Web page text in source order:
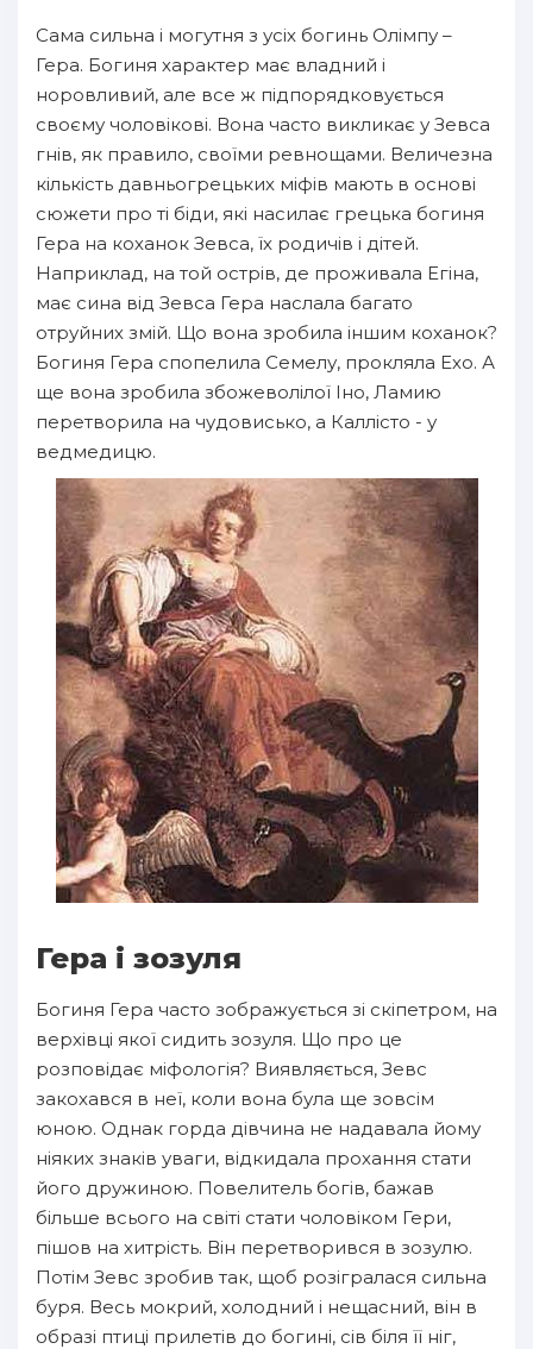
Сама сильна і могутня з усіх богинь Олімпу –
Гера. Богиня характер має владний і
норовливий, але все ж підпорядковується
своєму чоловікові. Вона часто викликає у Зевса
гнів, як правило, своїми ревнощами. Величезна
кількість давньогрецьких міфів мають в основі
сюжети про ті біди, які насилає грецька богиня
Гера на коханок Зевса, їх родичів і дітей.
Наприклад, на той острів, де проживала Егіна,
має сина від Зевса Гера наслала багато
отруйних змій. Що вона зробила іншим коханок?
Богиня Гера спопелила Семелу, прокляла Ехо. А
ще вона зробила збожеволілої Іно, Ламию
перетворила на чудовисько, а Каллісто - у
ведмедицю.
Гера і зозуля
Богиня Гера часто зображується зі скіпетром, на
верхівці якої сидить зозуля. Що про це
розповідає міфологія? Виявляється, Зевс
закохався в неї, коли вона була ще зовсім
юною. Однак горда дівчина не надавала йому
ніяких знаків уваги, відкидала прохання стати
його дружиною. Повелитель богів, бажав
більше всього на світі стати чоловіком Гери,
пішов на хитрість. Він перетворився в зозулю.
Потім Зевс зробив так, щоб розігралася сильна
буря. Весь мокрий, холодний і нещасний, він в
образі птиці прилетів до богині, сів біля її ніг,